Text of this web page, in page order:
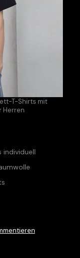
T-Shirts mit
Herren
individuell